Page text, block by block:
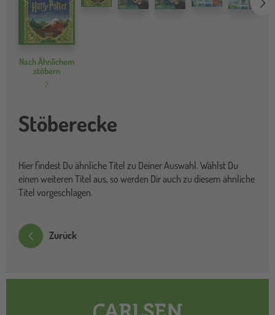
Nach Ähnlichem
stöbern
Stöberecke
Hier findest Du ähnliche Titel zu Deiner Auswahl. Wählst Du
einen weiteren Titel aus, so werden Dir auch zu diesem ähnliche
Titel vorgeschlagen.
Zurück